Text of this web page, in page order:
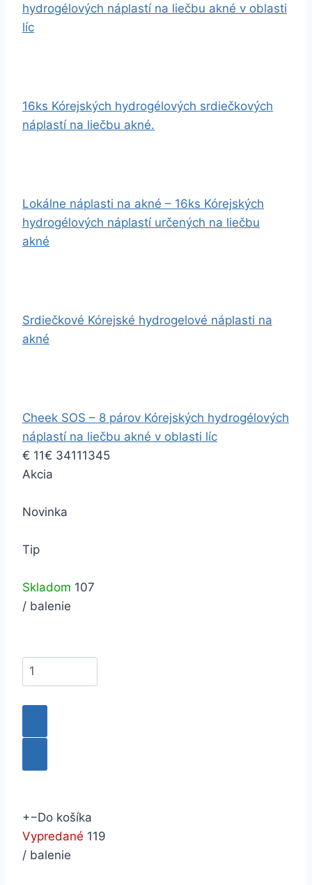
hydrogélových náplastí na liečbu akné v oblasti
líc
16ks Kórejských hydrogélových srdiečkových
náplastí na liečbu akné.
Lokálne náplasti na akné – 16ks Kórejských
hydrogélových náplastí určených na liečbu
akné
Srdiečkové Kórejské hydrogelové náplasti na
akné
Cheek SOS – 8 párov Kórejských hydrogélových
náplastí na liečbu akné v oblasti líc
€ 11€ 34111345
Akcia
Novinka
Tip
Skladom 107
/ balenie
+−Do košíka
Vypredané 119
/ balenie